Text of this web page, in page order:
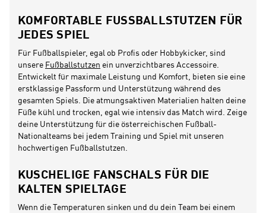
KOMFORTABLE FUSSBALLSTUTZEN FÜR J
EDES SPIEL
Für Fußballspieler, egal ob Profis oder Hobbykicker, sind
unsere Fußballstutzen ein unverzichtbares Accessoire.
Entwickelt für maximale Leistung und Komfort, bieten sie eine
erstklassige Passform und Unterstützung während des
gesamten Spiels. Die atmungsaktiven Materialien halten deine
Füße kühl und trocken, egal wie intensiv das Match wird. Zeige
deine Unterstützung für die österreichischen Fußball-
Nationalteams bei jedem Training und Spiel mit unseren
hochwertigen Fußballstutzen.
KUSCHELIGE FANSCHALS FÜR DIE
KALTEN SPIELTAGE
Wenn die Temperaturen sinken und du dein Team bei einem